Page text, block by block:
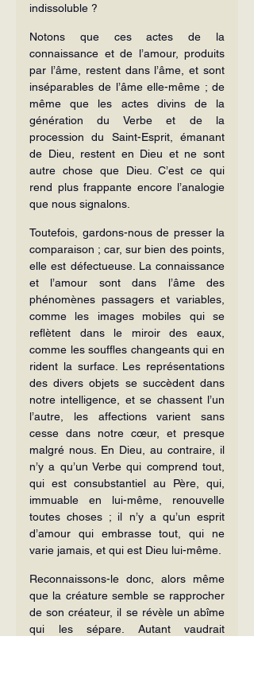
indissoluble ?
Notons que ces actes de la
connaissance et de l’amour, produits
par l’âme, restent dans l’âme, et sont
inséparables de l’âme elle-même ; de
même que les actes divins de la
génération du Verbe et de la
procession du Saint-Esprit, émanant
de Dieu, restent en Dieu et ne sont
autre chose que Dieu. C’est ce qui
rend plus frappante encore l’analogie
que nous signalons.
Toutefois, gardons-nous de presser la
comparaison ; car, sur bien des points,
elle est défectueuse. La connaissance
et l’amour sont dans l’âme des
phénomènes passagers et variables,
comme les images mobiles qui se
reflètent dans le miroir des eaux,
comme les souffles changeants qui en
rident la sur­face. Les représentations
des divers objets se succèdent dans
notre intelligence, et se chassent l’un
l’autre, les affections varient sans
cesse dans notre cœur, et presque
malgré nous. En Dieu, au contraire, il
n’y a qu’un Verbe qui com­prend tout,
qui est consubstantiel au Père, qui,
immuable en lui-même, renou­velle
toutes choses ; il n’y a qu’un esprit
d’amour qui embrasse tout, qui ne
varie jamais, et qui est Dieu lui-même.
Reconnaissons-le donc, alors même
que la créature semble se rapprocher
de son créateur, il se révèle un abîme
qui les sépare. Autant vaudrait